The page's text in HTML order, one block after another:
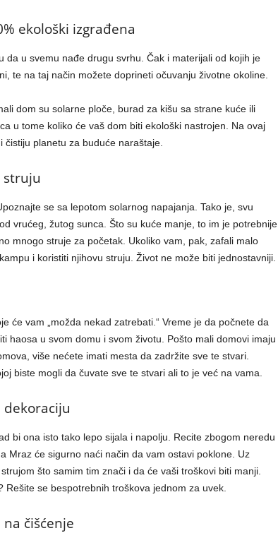
ekološki izgrađena
da u svemu nađe drugu svrhu. Čak i materijali od kojih je
te na taj način možete doprineti očuvanju životne okoline.
dom su solarne ploče, burad za kišu sa strane kuće ili
u tome koliko će vaš dom biti ekološki nastrojen. Na ovaj
planetu za buduće naraštaje.
struju
se sa lepotom solarnog napajanja. Tako je, svu
vrućeg, žutog sunca. Što su kuće manje, to im je potrebnije
mnogo struje za početak. Ukoliko vam, pak, zafali malo
i koristiti njihovu struju. Život ne može biti jednostavniji.
će vam „možda nekad zatrebati.“ Vreme je da počnete da
haosa u svom domu i svom životu. Pošto mali domovi imaju
više nećete imati mesta da zadržite sve te stvari.
biste mogli da čuvate sve te stvari ali to je već na vama.
dekoraciju
bi ona isto tako lepo sijala i napolju. Recite zbogom neredu
Mraz će sigurno naći način da vam ostavi poklone. Uz
što samim tim znači i da će vaši troškovi biti manji.
se bespotrebnih troškova jednom za uvek.
čišćenje